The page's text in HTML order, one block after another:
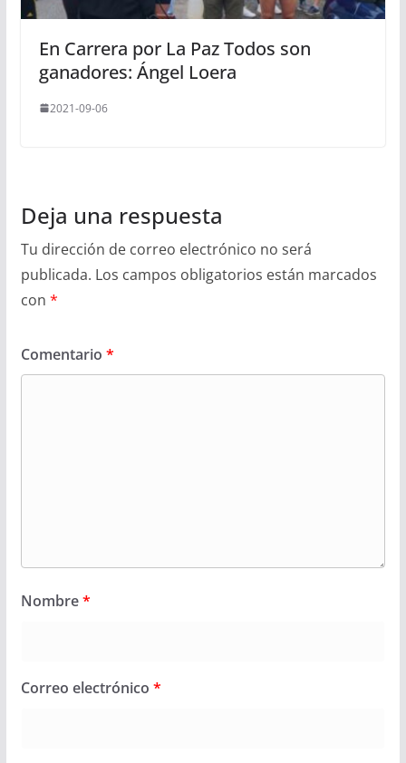
En Carrera por La Paz Todos son
ganadores: Ángel Loera
2021-09-06
Deja una respuesta
Tu dirección de correo electrónico no será
publicada. Los campos obligatorios están marcados
con *
Comentario *
Nombre*
Correo electrónico *